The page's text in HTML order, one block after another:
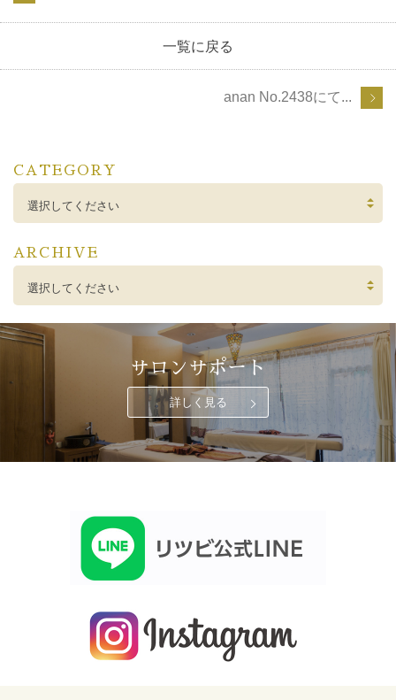
一覧に戻る
anan No.2438にて...
CATEGORY
選択してください
ARCHIVE
選択してください
サロンサポート
詳しく見る